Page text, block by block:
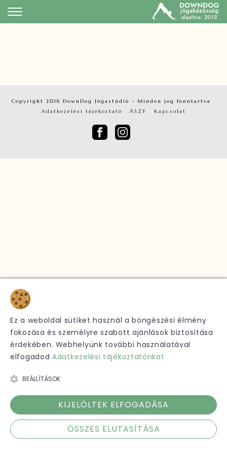
Copyright 2016 DownDog Jógastúdió - Minden jog fenntartva
Adatkezelési tájékoztató
ÁSZF Kapcsolat
Ez a weboldal sütiket használ a böngészési élmény
fokozása és személyre szabott ajánlások biztosítása
érdekében. Webhelyünk további használatával
elfogadod Adatkezelési tájékoztatónkat
BEÁLLÍTÁSOK
KIJELÖLTEK ELFOGADÁSA
ÖSSZES ELUTASÍTÁSA